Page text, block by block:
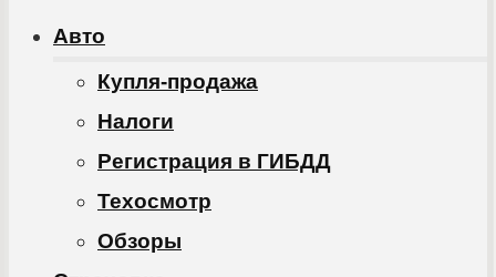
Авто
Купля-продажа
Налоги
Регистрация в ГИБДД
Техосмотр
Обзоры